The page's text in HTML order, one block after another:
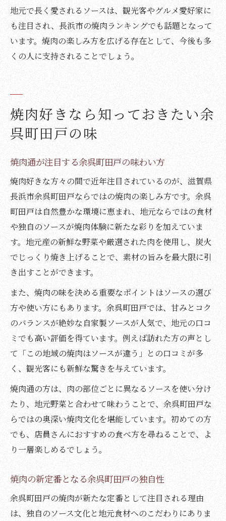
地元で長く愛されるソースは、観光客やグルメ愛好家に
も注目され、長浜市の焼肉ランキングでも話題となって
います。焼肉の楽しみ方を広げる存在として、今後も多
くの人に支持されることでしょう。
焼肉好きなら知っておきたい余
呉町田戸の味
焼肉通が注目する余呉町田戸の味わい方
焼肉好きな方々の間で近年注目されているのが、滋賀県
長浜市余呉町田戸ならではの焼肉の楽しみ方です。余呉
町田戸は自然豊かな環境に恵まれ、地元ならではの食材
や独自のソースが焼肉体験に新たな彩りを加えていま
す。地元産の新鮮な野菜や厳選された肉を使用し、炭火
でじっくり焼き上げることで、素材の旨みを最大限に引
き出すことができます。
また、焼肉の味を決める重要なポイントはソースの選び
方や使い方にもあります。余呉町田戸では、甘みとコク
のバランスが絶妙な自家製ソースが人気で、地元の口コ
ミでも高い評価を得ています。例えば訪れた方の声とし
て「この地域の焼肉はソースが違う」との口コミが多
く、観光客にも新鮮な驚きを与えています。
焼肉通の方は、肉の部位ごとに異なるソースを使い分け
たり、地元野菜と合わせて味わうことで、余呉町田戸な
らではの奥深い焼肉文化を堪能しています。初めての方
でも、店員さんにおすすめの食べ方を尋ねることで、よ
り一層楽しめるでしょう。
焼肉の新定番となる余呉町田戸の独自性
余呉町田戸の焼肉が新たな定番として注目される理由
は、独自のソース文化と地元食材へのこだわりにありま